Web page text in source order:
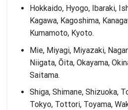
Hokkaido, Hyogo, Ibaraki,
Kagawa, Kagoshima,
Kumamoto, Kyoto.
Mie, Miyagi, Miyazaki,
Niigata, Ōita, Okayama,
Saitama.
Shiga, Shimane, Shizuoka,
Tokyo, Tottori, Toyama,